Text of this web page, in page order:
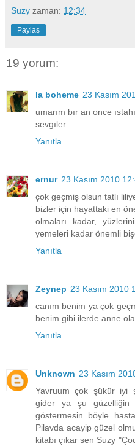
Suzy zaman: 12:34
Paylaş
19 yorum:
la boheme 23 Kasım
umarım bır an once
sevgıler
Yanıtla
ernur 23 Kasım 2010
çok geçmiş olsun tatlı
bizler için hayattaki en
olmaları kadar,
yemeleri kadar önemli
Yanıtla
Zeynep 23 Kasım 2010
canım benim ya çok
benim gibi ilerde anne
Yanıtla
Unknown 23 Kasım
Yavruum çok şükür iyi
gider ya şu güzelliğin
göstermesin böyle
Pilavda acayip güzel
kitabı çıkar sen Suzy